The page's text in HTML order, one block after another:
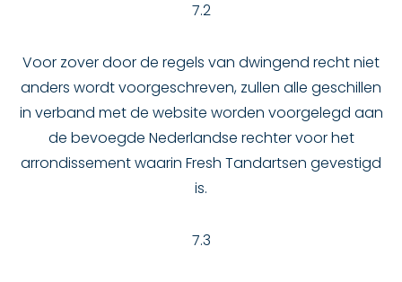
7.2
Voor zover door de regels van dwingend recht niet
anders wordt voorgeschreven, zullen alle geschillen
in verband met de website worden voorgelegd aan
de bevoegde Nederlandse rechter voor het
arrondissement waarin Fresh Tandartsen gevestigd
is.
7.3